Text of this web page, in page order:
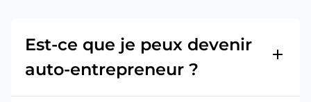
Est-ce que je peux devenir
auto-entrepreneur ?
add